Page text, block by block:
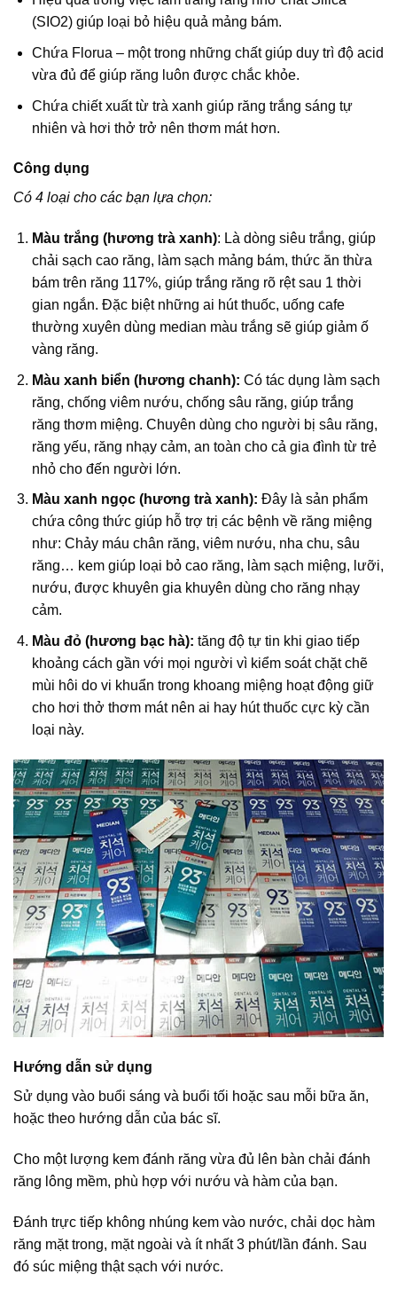
(SIO2) giúp loại bỏ hiệu quả mảng bám.
Chứa Florua – một trong những chất giúp duy trì độ acid
vừa đủ để giúp răng luôn được chắc khỏe.
Chứa chiết xuất từ trà xanh giúp răng trắng sáng tự
nhiên và hơi thở trở nên thơm mát hơn.
Công dụng
Có 4 loại cho các bạn lựa chọn:
Màu trắng (hương trà xanh): Là dòng siêu trắng, giúp
chải sạch cao răng, làm sạch mảng bám, thức ăn thừa
bám trên răng 117%, giúp trắng răng rõ rệt sau 1 thời
gian ngắn. Đặc biệt những ai hút thuốc, uống cafe
thường xuyên dùng median màu trắng sẽ giúp giảm ố
vàng răng.
Màu xanh biển (hương chanh): Có tác dụng làm sạch
răng, chống viêm nướu, chống sâu răng, giúp trắng
răng thơm miệng. Chuyên dùng cho người bị sâu răng,
răng yếu, răng nhạy cảm, an toàn cho cả gia đình từ trẻ
nhỏ cho đến người lớn.
Màu xanh ngọc (hương trà xanh): Đây là sản phẩm
chứa công thức giúp hỗ trợ trị các bệnh về răng miệng
như: Chảy máu chân răng, viêm nướu, nha chu, sâu
răng… kem giúp loại bỏ cao răng, làm sạch miệng, lưỡi,
nướu, được khuyên gia khuyên dùng cho răng nhạy
cảm.
Màu đỏ (hương bạc hà): tăng độ tự tin khi giao tiếp
khoảng cách gần với mọi người vì kiểm soát chặt chẽ
mùi hôi do vi khuẩn trong khoang miệng hoạt động giữ
cho hơi thở thơm mát nên ai hay hút thuốc cực kỳ cần
loại này.
Hướng dẫn sử dụng
Sử dụng vào buổi sáng và buổi tối hoặc sau mỗi bữa ăn,
hoặc theo hướng dẫn của bác sĩ.
Cho một lượng kem đánh răng vừa đủ lên bàn chải đánh
răng lông mềm, phù hợp với nướu và hàm của bạn.
Đánh trực tiếp không nhúng kem vào nước, chải dọc hàm
răng mặt trong, mặt ngoài và ít nhất 3 phút/lần đánh. Sau
đó súc miệng thật sạch với nước.